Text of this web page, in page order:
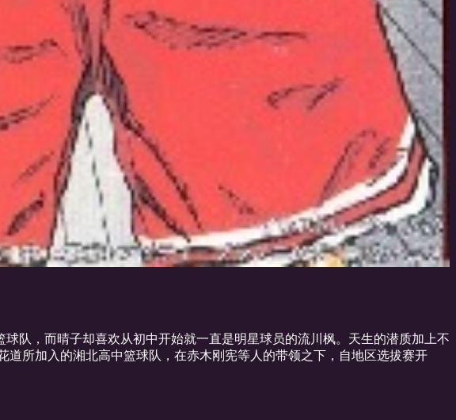
队，而晴子却喜欢从初中开始就一直是明星球员的流川枫。天生的潜质加上不
所加入的湘北高中篮球队，在赤木刚宪等人的带领之下，自地区选拔赛开